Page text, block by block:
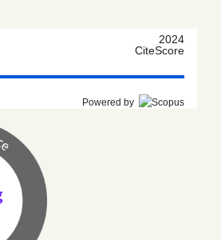
2024
CiteScore
Powered by